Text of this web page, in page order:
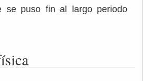
se puso fin al largo periodo